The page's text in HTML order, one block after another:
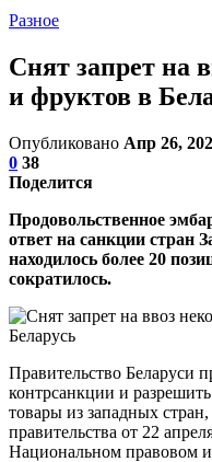
Разное
Снят запрет на
и фруктов в
Опубликовано Апр 26,
0 38
Поделится
Продовольственное
ответ на санкции стран
находилось более 20
сократилось.
Правительство Беларуси
контрсанкции и
товары из западных
правительства от 22
Национальном правовом